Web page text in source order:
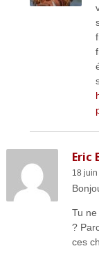
Eric
18
Tu
?
ces